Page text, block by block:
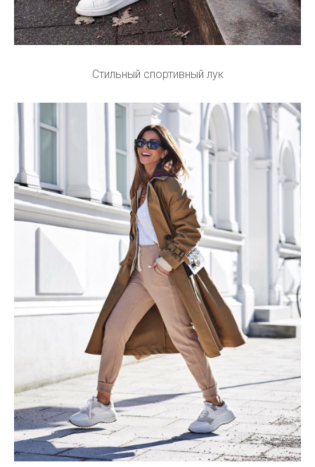
Стильный спортивный лук